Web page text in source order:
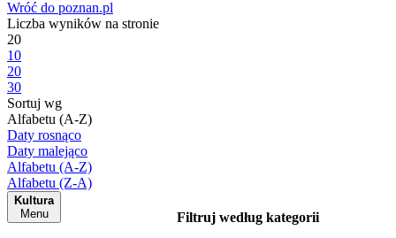
Wróć do poznan.pl
Liczba wyników na stronie
20
10
20
30
Sortuj wg
Alfabetu (A-Z)
Daty rosnąco
Daty malejąco
Alfabetu (A-Z)
Alfabetu (Z-A)
Kultura
Menu
Filtruj według kategorii